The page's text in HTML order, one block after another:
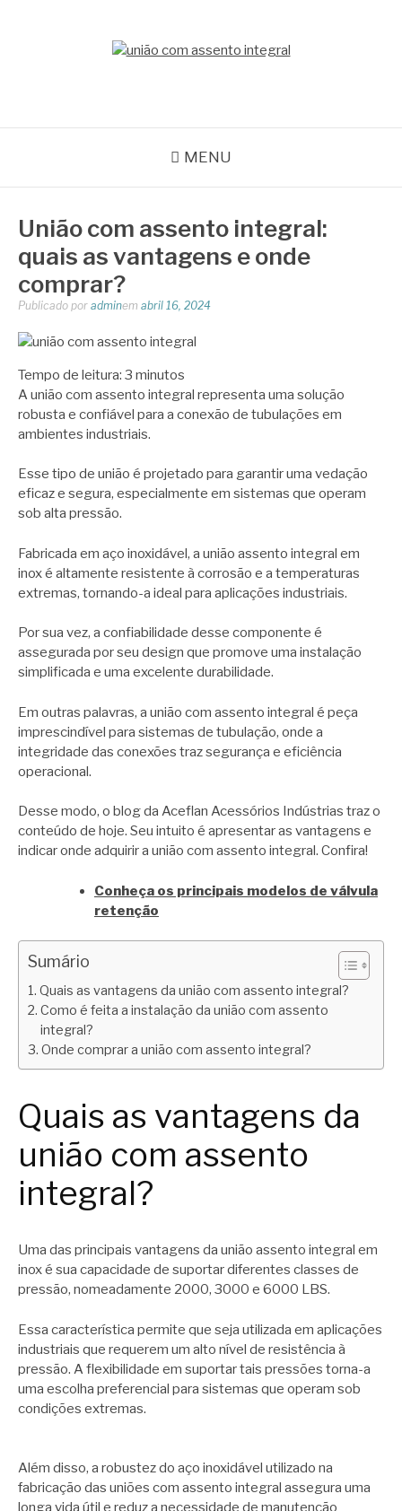
MENU
União com assento integral:
quais as vantagens e onde
comprar?
Publicado por adminem abril 16, 2024
Tempo de leitura: 3 minutos
A união com assento integral representa uma solução
robusta e confiável para a conexão de tubulações em
ambientes industriais.
Esse tipo de união é projetado para garantir uma vedação
eficaz e segura, especialmente em sistemas que operam
sob alta pressão.
Fabricada em aço inoxidável, a união assento integral em
inox é altamente resistente à corrosão e a temperaturas
extremas, tornando-a ideal para aplicações industriais.
Por sua vez, a confiabilidade desse componente é
assegurada por seu design que promove uma instalação
simplificada e uma excelente durabilidade.
Em outras palavras, a união com assento integral é peça
imprescindível para sistemas de tubulação, onde a
integridade das conexões traz segurança e eficiência
operacional.
Desse modo, o blog da Aceflan Acessórios Indústrias traz o
conteúdo de hoje. Seu intuito é apresentar as vantagens e
indicar onde adquirir a união com assento integral. Confira!
Conheça os principais modelos de válvula
retenção
Sumário
Quais as vantagens da união com assento integral?
Como é feita a instalação da união com assento
integral?
Onde comprar a união com assento integral?
Quais as vantagens da
união com assento
integral?
Uma das principais vantagens da união assento integral em
inox é sua capacidade de suportar diferentes classes de
pressão, nomeadamente 2000, 3000 e 6000 LBS.
Essa característica permite que seja utilizada em aplicações
industriais que requerem um alto nível de resistência à
pressão. A flexibilidade em suportar tais pressões torna-a
uma escolha preferencial para sistemas que operam sob
condições extremas.
Além disso, a robustez do aço inoxidável utilizado na
fabricação das uniões com assento integral assegura uma
longa vida útil e reduz a necessidade de manutenção